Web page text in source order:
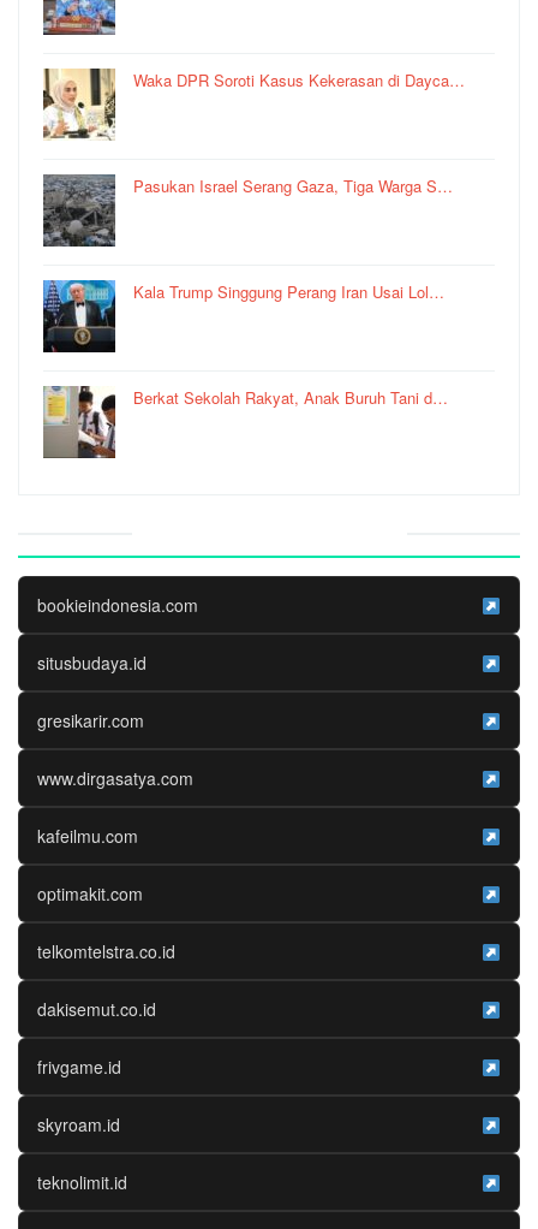
Waka DPR Soroti Kasus Kekerasan di Dayca…
Pasukan Israel Serang Gaza, Tiga Warga S…
Kala Trump Singgung Perang Iran Usai Lol…
Berkat Sekolah Rakyat, Anak Buruh Tani d…
bookieindonesia.com
situsbudaya.id
gresikarir.com
www.dirgasatya.com
kafeilmu.com
optimakit.com
telkomtelstra.co.id
dakisemut.co.id
frivgame.id
skyroam.id
teknolimit.id